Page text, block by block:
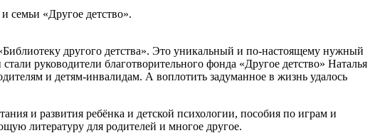
семьи «Другое детство».
другого детства». Это уникальный и по-настоящему нужный
руководители благотворительного фонда «Другое детство» Наталья
и детям-инвалидам. А воплотить задуманное в жизнь удалось
и развития ребёнка и детской психологии, пособия по играм и
литературу для родителей и многое другое.